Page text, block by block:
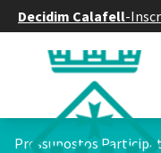
Decidim Calafell-
Pressupostos